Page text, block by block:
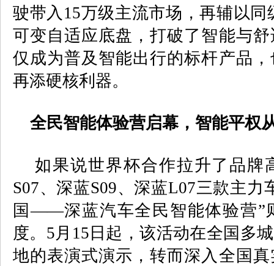
驶带入 15万级主流市场，再辅以同
可变自适应底盘，打破了智能与
仅成为普及智能出行的标杆产品
再添硬核利器。
全民智能体验营启幕，智能平权
如果说世界杯合作拉升了品牌
S07、深蓝S09、深蓝L07三款主力
国——深蓝汽车全民智能体验营”
度。 5 月 15 日起，该活动在全国多
地的表演式演示，转而深入全国